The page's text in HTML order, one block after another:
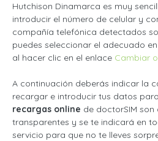
Hutchison Dinamarca es muy
introducir el número de celular y
compañía telefónica detectados
puedes seleccionar el adecuado
al hacer clic en el enlace Cambiar
A continuación deberás indicar la
recargar e introducir tus datos
recargas online de doctorSIM
transparentes y se te indicará en
servicio para que no te lleves